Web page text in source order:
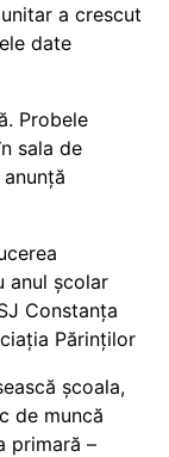
a crescut
date
Probele
sala de
anul școlar
Constanța
Părinților
școala,
de muncă
primară –